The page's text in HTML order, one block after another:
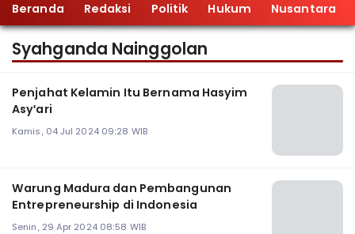
Beranda Redaksi Politik Hukum Nusantara
Syahganda Nainggolan
Penjahat Kelamin Itu Bernama Hasyim
Asy'ari
Kamis, 04 Jul 2024 09:28 WIB
Warung Madura dan Pembangunan
Entrepreneurship di Indonesia
Senin, 29 Apr 2024 08:58 WIB